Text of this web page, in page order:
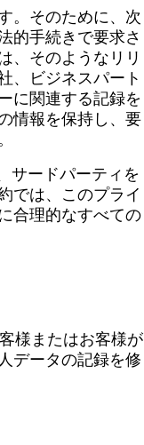
。そのために、次
的手続きで要求さ
、そのようなリリ
、ビジネスパート
に関連する記録を
情報を保持し、要
サードパーティを
では、このプライ
合理的なすべての
様またはお客様が
データの記録を修